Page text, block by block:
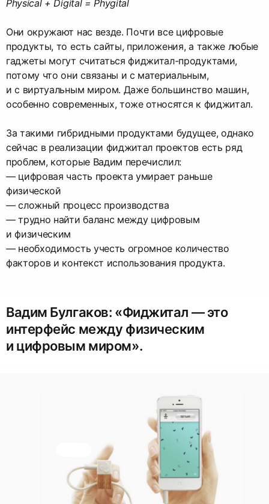
Physical + Digital = Phygital
Они окружают нас везде. Почти все цифровые
продукты, то есть сайты, приложения, а также любые
гаджеты могут считаться фиджитал-продуктами,
потому что они связаны и с материальным,
и с виртуальным миром. Даже большинство машин,
особенно современных, тоже относятся к фиджитал.
За такими гибридными продуктами будущее, однако
сейчас в реализации фиджитал проектов есть ряд
проблем, которые Вадим перечислил:
— цифровая часть проекта умирает раньше
физической
— сложный процесс производства
— трудно найти баланс между цифровым
и физическим
— необходимость учесть огромное количество
факторов и контекст использования продукта.
Вадим Булгаков: «Фиджитал — это
интерфейс между физическим
и цифровым миром».